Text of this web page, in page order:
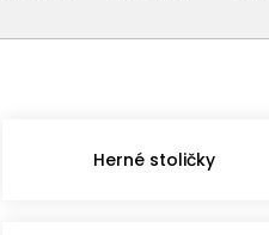
Herné stoličky